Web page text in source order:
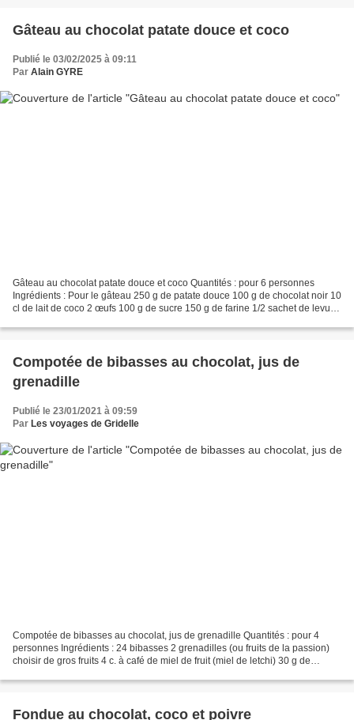
Gâteau au chocolat patate douce et coco
Publié le 03/02/2025 à 09:11
Par Alain GYRE
Gâteau au chocolat patate douce et coco Quantités : pour 6 personnes
Ingrédients : Pour le gâteau 250 g de patate douce 100 g de chocolat noir 10
cl de lait de coco 2 œufs 100 g de sucre 150 g de farine 1/2 sachet de levure
Compotée de bibasses au chocolat, jus de
grenadille
Publié le 23/01/2021 à 09:59
Par Les voyages de Gridelle
Compotée de bibasses au chocolat, jus de grenadille Quantités : pour 4
personnes Ingrédients : 24 bibasses 2 grenadilles (ou fruits de la passion)
choisir de gros fruits 4 c. à café de miel de fruit (miel de letchi) 30 g de
Fondue au chocolat, coco et poivre